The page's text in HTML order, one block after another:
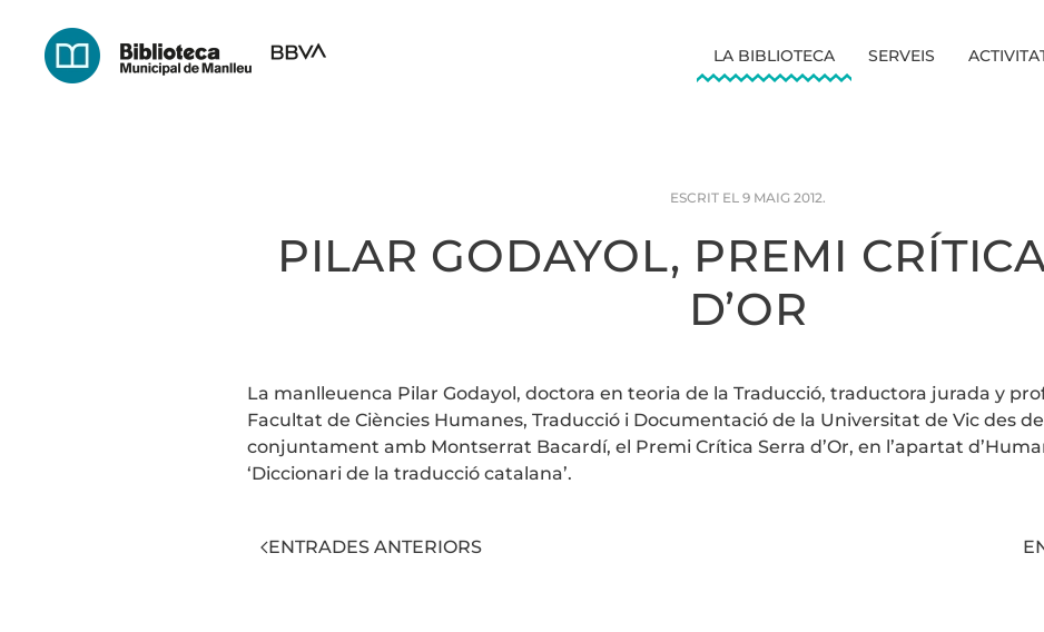
Skip
to
LA BIBLIOTECA SERVEIS
ESCRIT EL 9 MAIG 2012.
PILAR GODAYOL, PREMI
D’OR
La manlleuenca Pilar Godayol, doctora en teoria de la Traducció, traductora jurada y
Facultat de Ciències Humanes, Traducció i Documentació de la Universitat de Vic des
conjuntament amb Montserrat Bacardí, el Premi Crítica Serra d’Or, en l’apartat
‘Diccionari de la traducció catalana’.
ENTRADES ANTERIORS